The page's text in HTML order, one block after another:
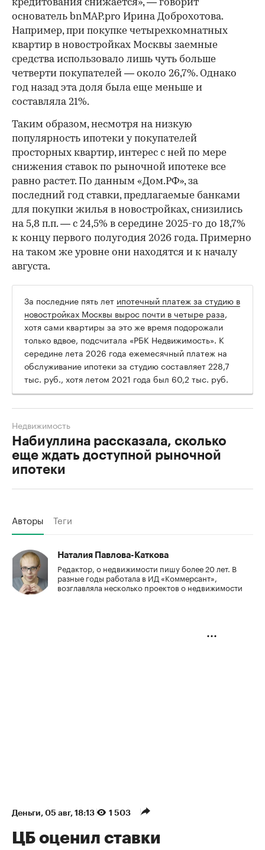
кредитования снижается», — говорит
основатель bnMAP.pro Ирина Доброхотова.
Например, при покупке четырехкомнатных
квартир в новостройках Москвы заемные
средства использовало лишь чуть больше
четверти покупателей — около 26,7%. Однако
год назад эта доля была еще меньше и
составляла 21%.
Таким образом, несмотря на низкую
популярность ипотеки у покупателей
просторных квартир, интерес с ней по мере
снижения ставок по рыночной ипотеке все
равно растет. По данным «Дом.РФ», за
последний год ставки, предлагаемые банками
для покупки жилья в новостройках, снизились
на 5,8 п.п. — с 24,5% в середине 2025-го до 18,7%
к концу первого полугодия 2026 года. Примерно
на таком же уровне они находятся и к началу
августа.
За последние пять лет ипотечный платеж за студию в
новостройках Москвы вырос почти в четыре раза,
хотя сами квартиры за это же время подорожали
только вдвое, подсчитала «РБК Недвижимость». К
середине лета 2026 года ежемесячный платеж на
обслуживание ипотеки за студию составляет 228,7
тыс. руб., хотя летом 2021 года был 60,2 тыс. руб.
Набиуллина рассказала, сколько
еще ждать доступной рыночной
ипотеки
Недвижимость
Авторы Теги
Наталия Павлова-Каткова
Редактор, о недвижимости пишу более 20 лет. В
разные годы работала в ИД «Коммерсант»,
возглавляла несколько проектов о недвижимости
Деньги⁠, 05 авг, 18:13 1 503
ЦБ оценил ставки